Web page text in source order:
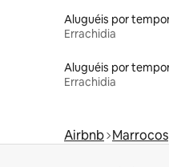
Errachidia
Errachidia
Airbnb Marrocos